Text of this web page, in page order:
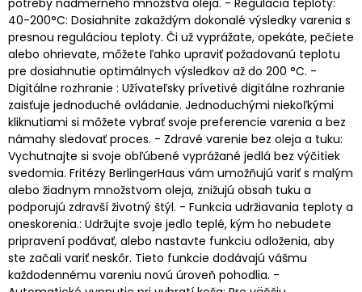
potreby nadmerného množstva oleja. - Regulácia teploty:
40-200°C: Dosiahnite zakaždým dokonalé výsledky varenia s
presnou reguláciou teploty. Či už vyprážate, opekáte, pečiete
alebo ohrievate, môžete ľahko upraviť požadovanú teplotu
pre dosiahnutie optimálnych výsledkov až do 200 °C. -
Digitálne rozhranie : Užívateľsky prívetivé digitálne rozhranie
zaisťuje jednoduché ovládanie. Jednoduchými niekoľkými
kliknutiami si môžete vybrať svoje preferencie varenia a bez
námahy sledovať proces. - Zdravé varenie bez oleja a tuku:
Vychutnajte si svoje obľúbené vyprážané jedlá bez výčitiek
svedomia. Fritézy BerlingerHaus vám umožňujú variť s malým
alebo žiadnym množstvom oleja, znižujú obsah tuku a
podporujú zdravší životný štýl. - Funkcia udržiavania teploty a
oneskorenia.: Udržujte svoje jedlo teplé, kým ho nebudete
pripravení podávať, alebo nastavte funkciu odloženia, aby
ste začali variť neskôr. Tieto funkcie dodávajú vášmu
každodennému vareniu novú úroveň pohodlia. -